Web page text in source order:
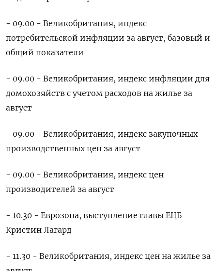
- 09.00 - Великобритания, индекс
потребительской инфляции за август, базовый и
общий показатели
- 09.00 - Великобритания, индекс инфляции для
домохозяйств с учетом расходов на жилье за
август
- 09.00 - Великобритания, индекс закупочных
производственных цен за август
- 09.00 - Великобритания, индекс цен
производителей за август
- 10.30 - Еврозона, выступление главы ЕЦБ
Кристин Лагард
- 11.30 - Великобритания, индекс цен на жилье за